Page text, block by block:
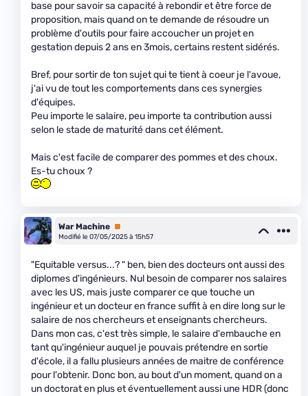
base pour savoir sa capacité à rebondir et être force de
proposition, mais quand on te demande de résoudre un
problème d'outils pour faire accoucher un projet en
gestation depuis 2 ans en 3mois, certains restent sidérés.
Bref, pour sortir de ton sujet qui te tient à coeur je l'avoue,
j'ai vu de tout les comportements dans ces synergies
d'équipes.
Peu importe le salaire, peu importe ta contribution aussi
selon le stade de maturité dans cet élément.
Mais c'est facile de comparer des pommes et des choux.
Es-tu choux ?
War Machine Premium
Modifié le 07/05/2025 à 15h57
"Equitable versus...? " ben, bien des docteurs ont aussi des
diplomes d'ingénieurs. Nul besoin de comparer nos salaires
avec les US, mais juste comparer ce que touche un
ingénieur et un docteur en france suffit à en dire long sur le
salaire de nos chercheurs et enseignants chercheurs.
Dans mon cas, c'est très simple, le salaire d'embauche en
tant qu'ingénieur auquel je pouvais prétendre en sortie
d'école, il a fallu plusieurs années de maitre de conférence
pour l'obtenir. Donc bon, au bout d'un moment, quand on a
un doctorat en plus et éventuellement aussi une HDR (donc